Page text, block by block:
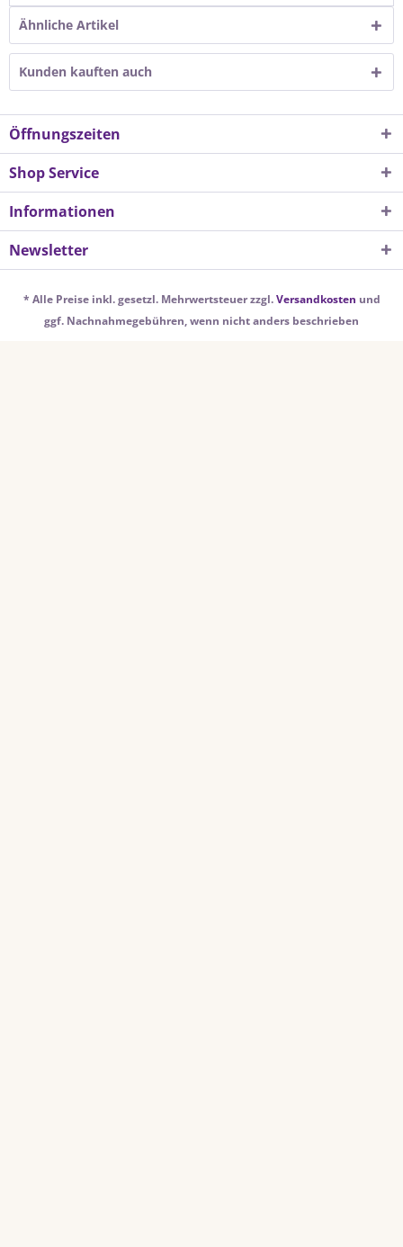
Ähnliche Artikel
Kunden kauften auch
Öffnungszeiten
Shop Service
Informationen
Newsletter
* Alle Preise inkl. gesetzl. Mehrwertsteuer zzgl.Versandkosten und
ggf. Nachnahmegebühren, wenn nicht anders beschrieben